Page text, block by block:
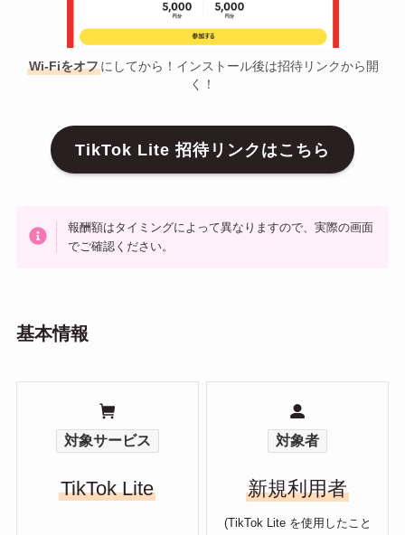
Wi-Fiをオフにしてから！インストール後は招待リンクから開
く！
TikTok Lite 招待リンクはこちら
報酬額はタイミングによって異なりますので、実際の画面
でご確認ください。
基本情報
対象サービス
TikTok Lite
対象者
新規利用者
(TikTok Lite を使用したこと